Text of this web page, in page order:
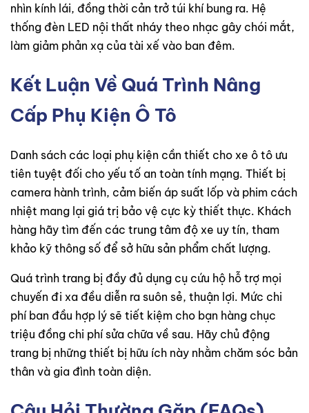
nhìn kính lái, đồng thời cản trở túi khí bung ra. Hệ
thống đèn LED nội thất nháy theo nhạc gây chói mắt,
làm giảm phản xạ của tài xế vào ban đêm.
Kết Luận Về Quá Trình Nâng
Cấp Phụ Kiện Ô Tô
Danh sách các loại phụ kiện cần thiết cho xe ô tô ưu
tiên tuyệt đối cho yếu tố an toàn tính mạng. Thiết bị
camera hành trình, cảm biến áp suất lốp và phim cách
nhiệt mang lại giá trị bảo vệ cực kỳ thiết thực. Khách
hàng hãy tìm đến các trung tâm độ xe uy tín, tham
khảo kỹ thông số để sở hữu sản phẩm chất lượng.
Quá trình trang bị đầy đủ dụng cụ cứu hộ hỗ trợ mọi
chuyến đi xa đều diễn ra suôn sẻ, thuận lợi. Mức chi
phí ban đầu hợp lý sẽ tiết kiệm cho bạn hàng chục
triệu đồng chi phí sửa chữa về sau. Hãy chủ động
trang bị những thiết bị hữu ích này nhằm chăm sóc bản
thân và gia đình toàn diện.